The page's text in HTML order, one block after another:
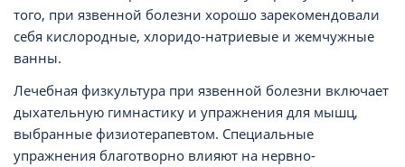
того, при язвенной болезни хорошо зарекомендовали
себя кислородные, хлоридо-натриевые и жемчужные
ванны.
Лечебная физкультура при язвенной болезни включает
дыхательную гимнастику и упражнения для мышц,
выбранные физиотерапевтом. Специальные
упражнения благотворно влияют на нервно-